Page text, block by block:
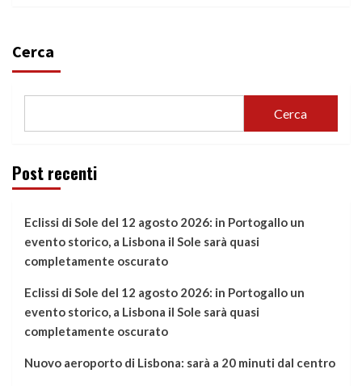
Cerca
Cerca
Post recenti
Eclissi di Sole del 12 agosto 2026: in Portogallo un
evento storico, a Lisbona il Sole sarà quasi
completamente oscurato
Eclissi di Sole del 12 agosto 2026: in Portogallo un
evento storico, a Lisbona il Sole sarà quasi
completamente oscurato
Nuovo aeroporto di Lisbona: sarà a 20 minuti dal centro